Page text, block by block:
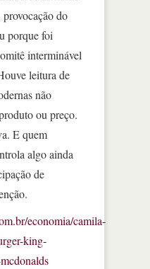
do
porque foi
interminável
leitura de
não
ou preço.
E quem
algo ainda
de
economia/camila-
king-